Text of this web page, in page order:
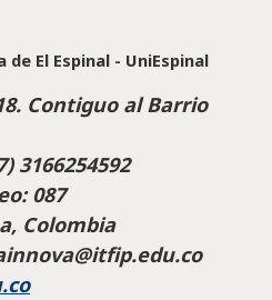
El Espinal - UniEspinal
Contiguo al Barrio
3166254592
087
Colombia